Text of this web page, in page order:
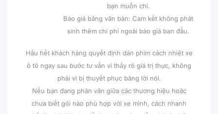
bạn muốn chi.
Báo giá bằng văn bản: Cam kết không phát
sinh thêm chi phí ngoài báo giá ban đầu.
Hầu hết khách hàng quyết định dán phim cách nhiệt xe
ô tô ngay sau bước tư vấn vì thấy rõ giá trị thực, không
phải vì bị thuyết phục bằng lời nói.
Nếu bạn đang phân vân giữa các thương hiệu hoặc
chưa biết gói nào phù hợp với xe mình, cách nhanh